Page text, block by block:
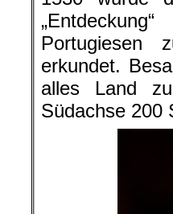
Portugiesen
erkundet.
alles Land
Südachse 200